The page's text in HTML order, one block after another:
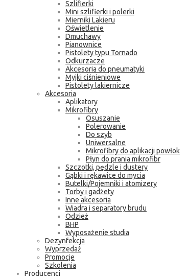
Szlifierki
Mini szlifierki i polerki
Mierniki Lakieru
Oświetlenie
Dmuchawy
Pianownice
Pistolety typu Tornado
Odkurzacze
Akcesoria do pneumatyki
Myjki ciśnieniowe
Pistolety lakiernicze
Akcesoria
Aplikatory
Mikrofibry
Osuszanie
Polerowanie
Do szyb
Uniwersalne
Mikrofibry do aplikacji powłok
Płyn do prania mikrofibr
Szczotki, pędzle i dustery
Gąbki i rękawice do mycia
Butelki/Pojemniki i atomizery
Torby i gadżety
Inne akcesoria
Wiadra i separatory brudu
Odzież
BHP
Wyposażenie studia
Dezynfekcja
Wyprzedaż
Promocje
Szkolenia
Producenci